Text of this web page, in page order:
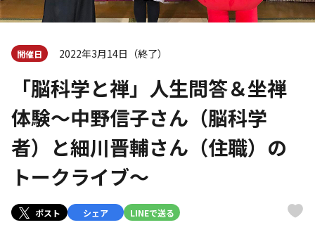
開催日 2022年3月14日（終了）
「脳科学と禅」人生問答＆坐禅
体験～中野信子さん（脳科学
者）と細川晋輔さん（住職）の
トークライブ～
ポスト シェア LINEで送る